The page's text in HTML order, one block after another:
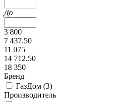
До
3 800
7 437.50
11 075
14 712.50
18 350
Бренд
ГазДом (3)
Производитель